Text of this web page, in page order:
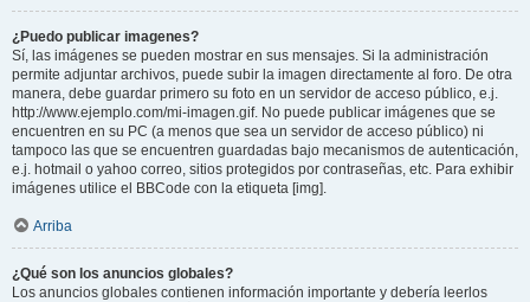
¿Puedo publicar imagenes?
Sí, las imágenes se pueden mostrar en sus mensajes. Si la administración
permite adjuntar archivos, puede subir la imagen directamente al foro. De otra
manera, debe guardar primero su foto en un servidor de acceso público, e.j.
http://www.ejemplo.com/mi-imagen.gif. No puede publicar imágenes que se
encuentren en su PC (a menos que sea un servidor de acceso público) ni
tampoco las que se encuentren guardadas bajo mecanismos de autenticación,
e.j. hotmail o yahoo correo, sitios protegidos por contraseñas, etc. Para exhibir
imágenes utilice el BBCode con la etiqueta [img].
Arriba
¿Qué son los anuncios globales?
Los anuncios globales contienen información importante y debería leerlos